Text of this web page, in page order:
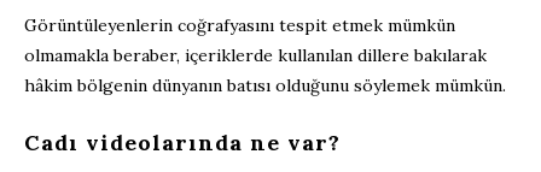
Görüntüleyenlerin coğrafyasını tespit etmek mümkün
olmamakla beraber, içeriklerde kullanılan dillere bakılarak
hâkim bölgenin dünyanın batısı olduğunu söylemek mümkün.
Cadı videolarında ne var?